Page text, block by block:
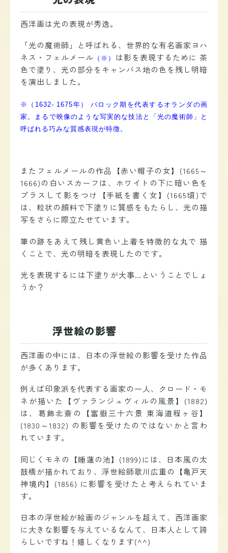
西洋画は光の表現が秀逸。
「光の魔術師」と呼ばれる、世界的な有名画家 ヨハ
ネス・フェルメール （※）
は影を表現するために 茶
色で塗り、光の部分をキャンバス地の色を残し明暗
を演出しました。
※（1632- 1675年） バロック期を代表するオランダの画
家。まるで映像のような写実的な技法と
「光の魔術師」と
呼ばれる巧みな質感表現が特徴。
またフェルメールの作品【赤い帽子の女】(1665～
1666)の白いスカーフは、ホワイトの下に暗い色を
プラスして影をつけ【手紙を書く女】(1665頃)で
は、粒状の顔料で下塗りに質感をもたらし、光の描
写をさらに際立たせています。
筆の跡をあえて残し黄色い上着を特徴的な丸で 描
くことで、光の明暗を表現したのです。
光を表現するには下塗りが大事…ということでしょ
うか？
浮世絵の影響
西洋画の中には、日本の浮世絵の影響を受けた作品
が多くあります。
例えば印象派を代表する画家の一人、 クロード・モ
ネが描いた【ヴァランジュヴィルの風景】(1882)
は、葛飾北斎の【富嶽三十六景 東海道程ヶ谷】
(1830～1832) の影響を受けたのではないかと言わ
れています。
同じくモネの【睡蓮の池】(1899)には、日本風の太
鼓橋が描かれており、浮世絵師歌川広重の【亀戸天
神境内】(1856) に影響を受けたと考えられていま
す。
日本の浮世絵が絵画のジャンルを超えて、西洋画家
に大きな影響を与えているなんて、日本人として誇
らしいですね！嬉しくなります(^^)